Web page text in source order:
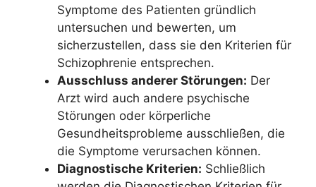
Symptome des Patienten gründlich
untersuchen und bewerten, um
sicherzustellen, dass sie den Kriterien für
Schizophrenie entsprechen.
Ausschluss anderer Störungen: Der
Arzt wird auch andere psychische
Störungen oder körperliche
Gesundheitsprobleme ausschließen, die
die Symptome verursachen können.
Diagnostische Kriterien: Schließlich